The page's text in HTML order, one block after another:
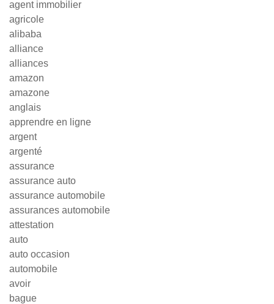
agent immobilier
agricole
alibaba
alliance
alliances
amazon
amazone
anglais
apprendre en ligne
argent
argenté
assurance
assurance auto
assurance automobile
assurances automobile
attestation
auto
auto occasion
automobile
avoir
bague